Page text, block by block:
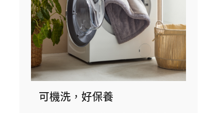
可機洗，好保養